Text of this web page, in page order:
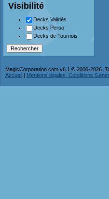
Visibilité
Decks Validés
Decks Perso
Decks de Tournois
MagicCorporation.com v6.1 © 2000-2026.
Accueil | Mentions légales, Conditions